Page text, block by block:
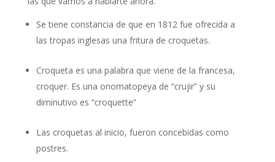
Se tiene constancia de que en 1812 fue ofrecida a
las tropas inglesas una fritura de croquetas.
Croqueta es una palabra que viene de la francesa,
croquer. Es una onomatopeya de “crujir” y su
diminutivo es “croquette”
Las croquetas al inicio, fueron concebidas como
postres.